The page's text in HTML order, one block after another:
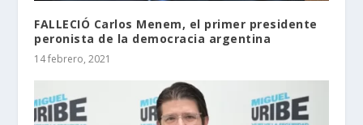
FALLECIÓ Carlos Menem, el primer presidente
peronista de la democracia argentina
14 febrero, 2021